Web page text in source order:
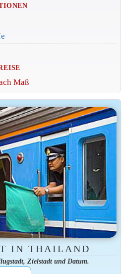
Maß
IN THAILAND
Zielstadt und Datum.